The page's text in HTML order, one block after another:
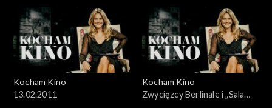
Kocham Kino
13.02.2011
Kocham Kino
Zwycięzcy Berlinale i „Sala